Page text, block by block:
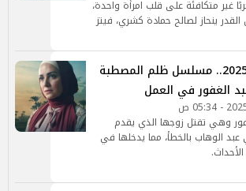
غير متكافئة على قلب امرأة واحدة،
القدر ينحاز لصالح حمادة كشري، فيتز
مسلسلات رمضان2025.. مسلسل ظلم المصطبة
الغفور في العمل
وهي تقتل زوجها الذي يقدم
الوهاب بالخطأ، مما يدخلها في